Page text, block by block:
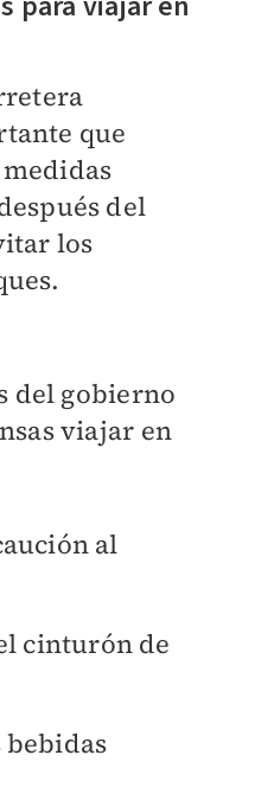
que
del
los
del gobierno
viajar en
al
cinturón de
bebidas